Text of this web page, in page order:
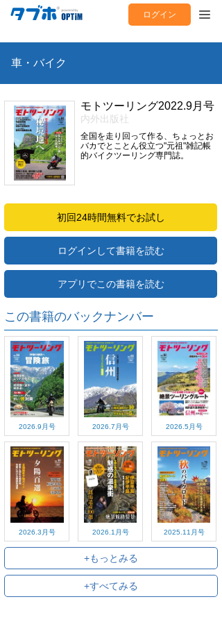
ログイン
車・バイク
モトツーリング2022.9月号
内外出版社
全国を走り回って作る、ちょっとお
バカでとことん役立つ"元祖"雑記帳
的バイクツーリング専門誌。
初回24時間無料でお試し
ログインして書籍を読む
アプリでこの書籍を読む
この書籍のバックナンバー
2026.9月号 2026.7月号 2026.5月号
2026.3月号 2026.1月号 2025.11月号
+もっとみる
+すべてみる